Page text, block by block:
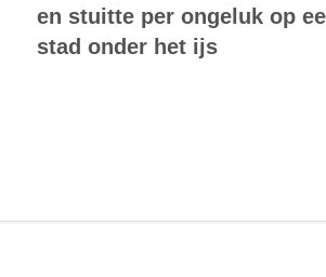
en stuitte per ongeluk op
stad onder het ijs